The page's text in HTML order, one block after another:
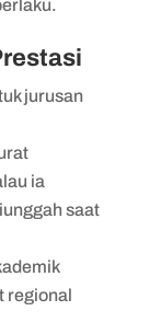
jurusan
ia
saat
regional